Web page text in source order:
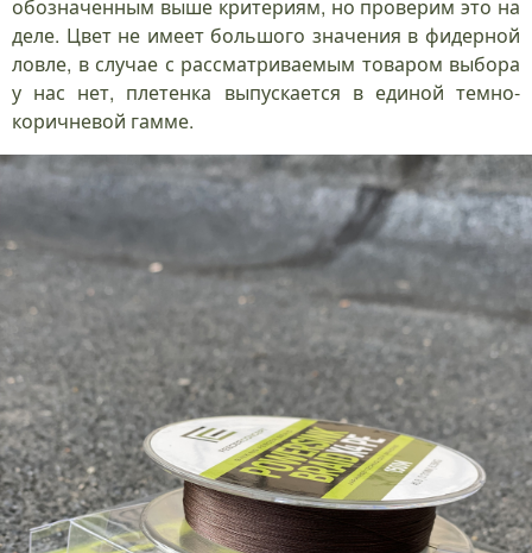
обозначенным выше критериям, но проверим это на
деле. Цвет не имеет большого значения в фидерной
ловле, в случае с рассматриваемым товаром выбора
у нас нет, плетенка выпускается в единой темно-
коричневой гамме.